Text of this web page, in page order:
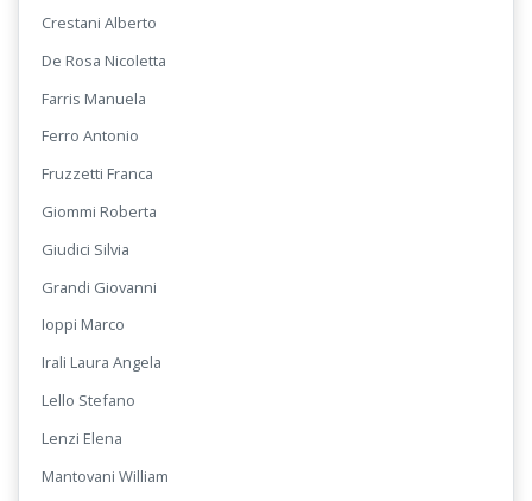
Crestani Alberto
De Rosa Nicoletta
Farris Manuela
Ferro Antonio
Fruzzetti Franca
Giommi Roberta
Giudici Silvia
Grandi Giovanni
Ioppi Marco
Irali Laura Angela
Lello Stefano
Lenzi Elena
Mantovani William